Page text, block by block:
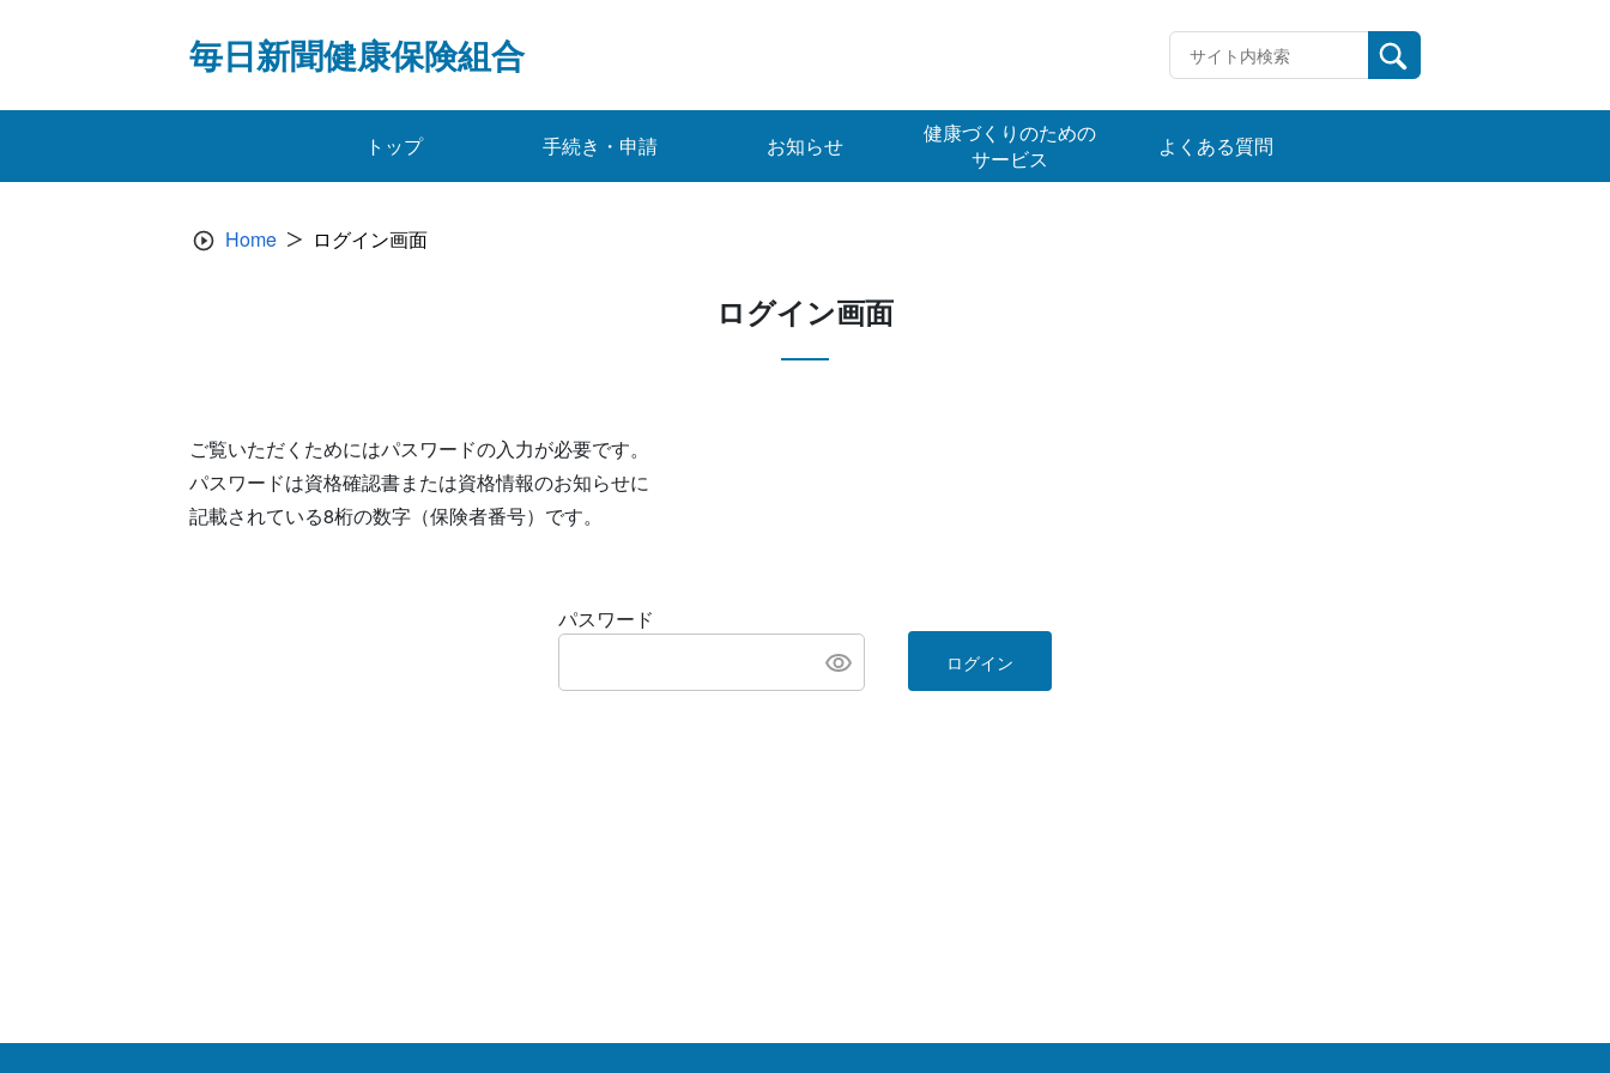
毎日新聞健康保険組合
トップ 手続き・申請 お知らせ
健康づくりのための
サービス
よくある質問
Home ログイン画面
ログイン画面
ご覧いただくためにはパスワードの入力が必要です。
パスワードは資格確認書または資格情報のお知らせに
記載されている8桁の数字（保険者番号）です。
パスワード
ログイン